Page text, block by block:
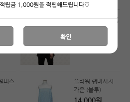
지
벨트관리사 유니폼
[YE004]
피스
플라워 랩마사지
가운 (블루)
14,000원
립금 1,000원을 적립해드립니다♡
확인